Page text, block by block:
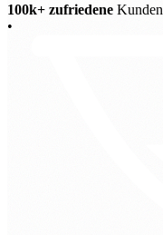
100k+ zufriedene Kunden
•